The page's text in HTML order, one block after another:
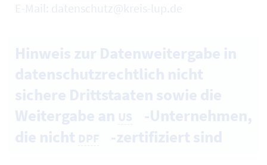
E-Mail: datenschutz@kreis-lup.de